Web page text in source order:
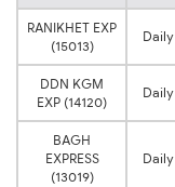
RANIKHET EXP
(15013)
Daily
DDN KGM
EXP (14120)
Daily
BAGH
EXPRESS
(13019)
Daily